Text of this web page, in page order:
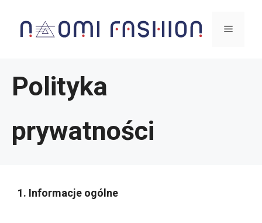
Menu
Polityka
prywatności
1. Informacje ogólne